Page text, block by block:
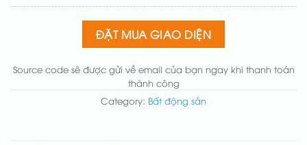
chuẩn(+200.000₫)
Thay đổi bố cục trang chủ (đơn giản)
Thêm các nút liên hệ nhanh(+50.000₫)
ĐẶT MUA GIAO DIỆN
Source code sẽ được gửi về email của bạn ngay khi thanh toán
thành công
Category: Bất động sản